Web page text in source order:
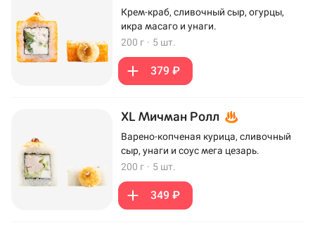
Крем-краб, сливочный сыр, огурцы,
икра масаго и унаги.
200 г · 5 шт.
379 ₽
XL Мичман Ролл
Варено-копченая курица, сливочный
сыр, унаги и соус мега цезарь.
200 г · 5 шт.
349 ₽